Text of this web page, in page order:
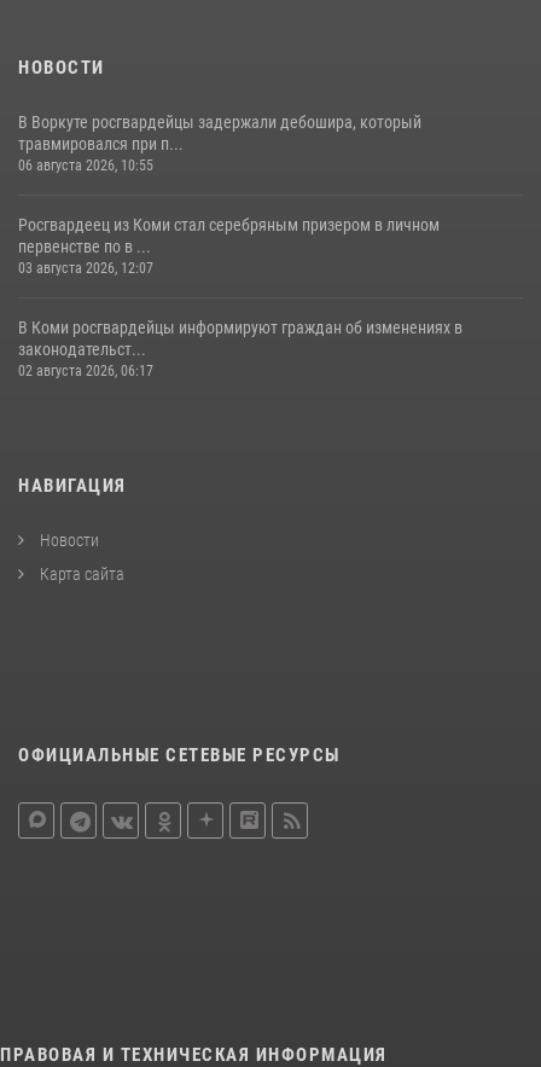
НОВОСТИ
В Воркуте росгвардейцы задержали дебошира, который
травмировался при п...
06 августа 2026, 10:55
Росгвардеец из Коми стал серебряным призером в личном
первенстве по в ...
03 августа 2026, 12:07
В Коми росгвардейцы информируют граждан об изменениях в
законодательст...
02 августа 2026, 06:17
НАВИГАЦИЯ
Новости
Карта сайта
ОФИЦИАЛЬНЫЕ СЕТЕВЫЕ РЕСУРСЫ
ПРАВОВАЯ И ТЕХНИЧЕСКАЯ ИНФОРМАЦИЯ